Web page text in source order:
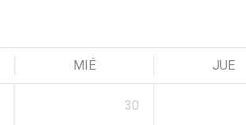
MIÉ JUE
30